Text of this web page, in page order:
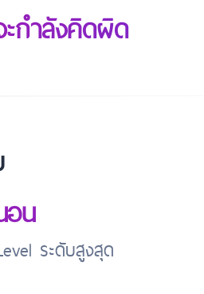
กำลังคิดผิด
อน
ระดับสูงสุด